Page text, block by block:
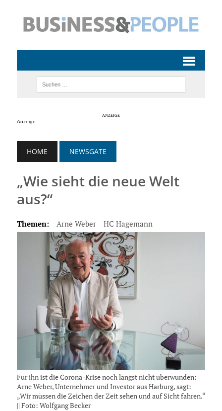
Anzeige
HOME NEWSGATE
„Wie sieht die neue Welt
aus?“
Themen: Arne Weber HC Hagemann
Für ihn ist die Corona-Krise noch längst nicht überwunden:
Arne Weber, Unternehmer und Investor aus Harburg, sagt:
„Wir müssen die Zeichen der Zeit sehen und auf Sicht fahren.“
|| Foto: Wolfgang Becker